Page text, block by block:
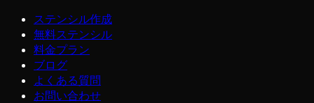
ステンシル作成
無料ステンシル
料金プラン
ブログ
よくある質問
お問い合わせ